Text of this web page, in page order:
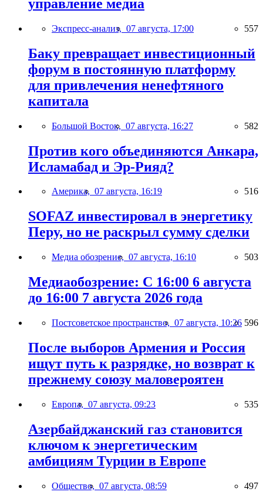
управление медиа
Экспресс-анализ, 07 августа, 17:00 557
Баку превращает инвестиционный
форум в постоянную платформу
для привлечения ненефтяного
капитала
Большой Восток, 07 августа, 16:27 582
Против кого объединяются Анкара,
Исламабад и Эр-Рияд?
Америка, 07 августа, 16:19 516
SOFAZ инвестировал в энергетику
Перу, но не раскрыл сумму сделки
Медиа обозрение, 07 августа, 16:10 503
Медиаобозрение: С 16:00 6 августа
до 16:00 7 августа 2026 года
Постсоветское пространство, 07 августа, 10:26 596
После выборов Армения и Россия
ищут путь к разрядке, но возврат к
прежнему союзу маловероятен
Европа, 07 августа, 09:23 535
Азербайджанский газ становится
ключом к энергетическим
амбициям Турции в Европе
Общество, 07 августа, 08:59 497